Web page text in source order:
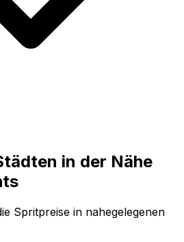
in der Nähe
Spritpreise in nahegelegenen